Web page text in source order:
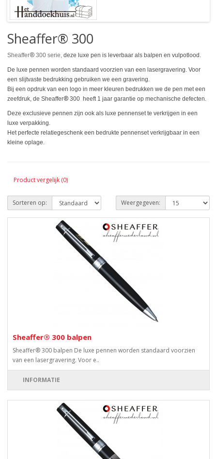
Sheaffer® 300
Sheaffer® 300 serie, deze luxe pen is leverbaar als balpen en vulpotlood.
De luxe pennen worden standaard voorzien van een lasergravering. Voor
een slijtvaste bedrukking gebruiken we een gravering.
Bij een opdruk van een logo in meer kleuren bedrukken we de pen met een
zeefdruk, de Sheaffer® 300 heeft 1 jaar garantie op mechanische defecten.
Deze exclusieve pennen zijn ook als luxe pennenset te verkrijgen in een
luxe verpakking.
Het perfecte relatiegeschenk een bedrukte pennenset verkrijgbaar in een
kleine oplage.
Product vergelijk (0)
Sorteren op: Weergegeven:
Sheaffer® 300 balpen
Sheaffer® 300 balpen De luxe pennen worden standaard voorzien
van een lasergravering. Voor e..
INFORMATIE